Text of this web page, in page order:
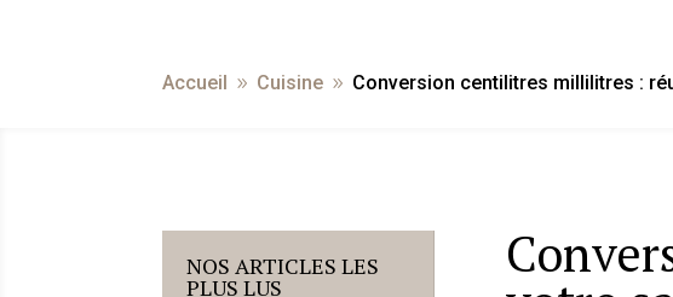
Accueil 9 Cuisine 9 Conversion centilitres millilitres :
NOS ARTICLES LES
PLUS LUS